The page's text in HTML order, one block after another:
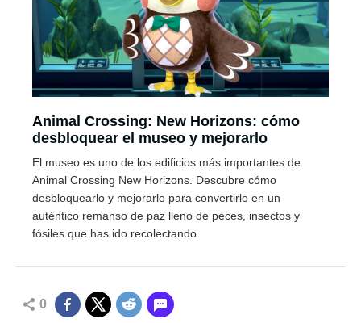
Animal Crossing: New Horizons: cómo
desbloquear el museo y mejorarlo
El museo es uno de los edificios más importantes de
Animal Crossing New Horizons. Descubre cómo
desbloquearlo y mejorarlo para convertirlo en un
auténtico remanso de paz lleno de peces, insectos y
fósiles que has ido recolectando.
0